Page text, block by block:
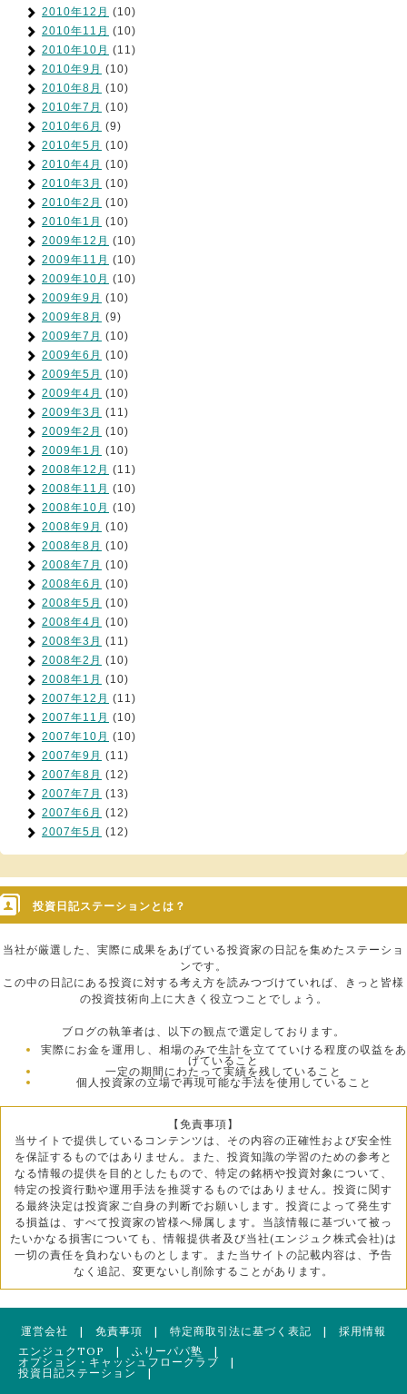
2010年12月 (10)
2010年11月 (10)
2010年10月 (11)
2010年9月 (10)
2010年8月 (10)
2010年7月 (10)
2010年6月 (9)
2010年5月 (10)
2010年4月 (10)
2010年3月 (10)
2010年2月 (10)
2010年1月 (10)
2009年12月 (10)
2009年11月 (10)
2009年10月 (10)
2009年9月 (10)
2009年8月 (9)
2009年7月 (10)
2009年6月 (10)
2009年5月 (10)
2009年4月 (10)
2009年3月 (11)
2009年2月 (10)
2009年1月 (10)
2008年12月 (11)
2008年11月 (10)
2008年10月 (10)
2008年9月 (10)
2008年8月 (10)
2008年7月 (10)
2008年6月 (10)
2008年5月 (10)
2008年4月 (10)
2008年3月 (11)
2008年2月 (10)
2008年1月 (10)
2007年12月 (11)
2007年11月 (10)
2007年10月 (10)
2007年9月 (11)
2007年8月 (12)
2007年7月 (13)
2007年6月 (12)
2007年5月 (12)
投資日記ステーションとは？
当社が厳選した、実際に成果をあげている投資家の日記を集めたステーショ
ンです。
この中の日記にある投資に対する考え方を読みつづけていれば、きっと皆様
の投資技術向上に大きく役立つことでしょう。
ブログの執筆者は、以下の観点で選定しております。
実際にお金を運用し、相場のみで生計を立てていける程度の収益をあ
げていること
一定の期間にわたって実績を残していること
個人投資家の立場で再現可能な手法を使用していること
【免責事項】
当サイトで提供しているコンテンツは、その内容の正確性および安全性
を保証するものではありません。また、投資知識の学習のための参考と
なる情報の提供を目的としたもので、特定の銘柄や投資対象について、
特定の投資行動や運用手法を推奨するものではありません。投資に関す
る最終決定は投資家ご自身の判断でお願いします。投資によって発生す
る損益は、すべて投資家の皆様へ帰属します。当該情報に基づいて被っ
たいかなる損害についても、情報提供者及び当社(エンジュク株式会社)は
一切の責任を負わないものとします。また当サイトの記載内容は、予告
なく追記、変更ないし削除することがあります。
運営会社 | 免責事項 | 特定商取引法に基づく表記 | 採用情報
エンジュクTOP
| ふりーパパ塾 |
オプション・キャッシュフロークラブ |
投資日記ステーション
|